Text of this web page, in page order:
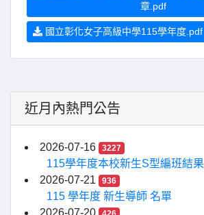
章.pdf
國立彰化女子高級中學115學年度.pdf
近月內熱門公告
2026-07-16 3227
115學年度本校新生S型編班結果
2026-07-21
936
115 學年度 新生導師 名單
2026-07-20